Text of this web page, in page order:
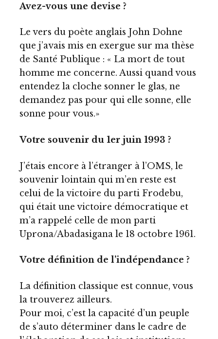
Avez-vous une devise ?
Le vers du poète anglais John Dohne
que j’avais mis en exergue sur ma thèse
de Santé Publique : « La mort de tout
homme me concerne. Aussi quand vous
entendez la cloche sonner le glas, ne
demandez pas pour qui elle sonne, elle
sonne pour vous.»
Votre souvenir du 1er juin 1993 ?
J’étais encore à l’étranger à l’OMS, le
souvenir lointain qui m’en reste est
celui de la victoire du parti Frodebu,
qui était une victoire démocratique et
m’a rappelé celle de mon parti
Uprona/Abadasigana le 18 octobre 1961.
Votre définition de l’indépendance ?
La définition classique est connue, vous
la trouverez ailleurs.
Pour moi, c’est la capacité d’un peuple
de s’auto déterminer dans le cadre de